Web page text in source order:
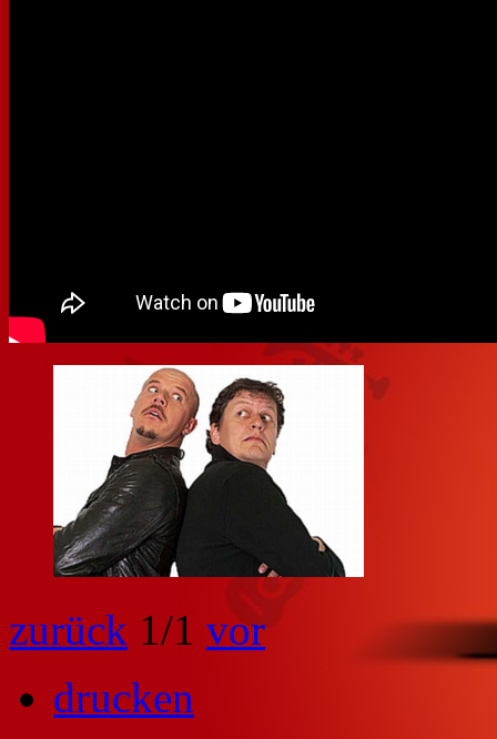
zurück 1/1 vor
drucken